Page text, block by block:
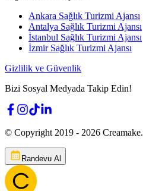
Ankara Sağlık Turizmi Ajansı
Antalya Sağlık Turizmi Ajansı
İstanbul Sağlık Turizmi Ajansı
İzmir Sağlık Turizmi Ajansı
Gizlilik ve Güvenlik
Bizi Sosyal Medyada Takip Edin!
© Copyright 2019 - 2026 Creamake.
Randevu Al